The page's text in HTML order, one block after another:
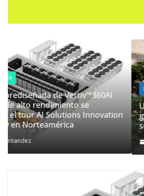
EMPRESARIAL
Un hogar más allá del
guatemaltecas priorizan el
seguridad
agosto 7, 2026